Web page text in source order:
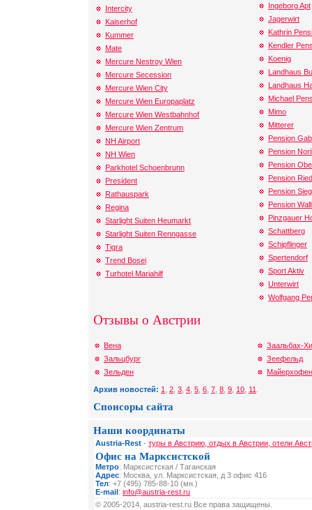
Intercity
Kaiserhof
Kummer
Mate
Mercure Nestroy Wien
Mercure Secession
Mercure Wien City
Mercure Wien Europaplatz
Mercure Wien Westbahnhof
Mercure Wien Zentrum
NH Airport
NH Wien
Parkhotel Schoenbrunn
President
Rathauspark
Regina
Starlight Suiten Heumarkt
Starlight Suiten Renngasse
Tigra
Trend Bosei
Turhotel Mariahilf
Ingeborg Apt
Jagerwirt
Kathrin
Kendler
Koenig
Landhaus
Landhaus
Michael
Mimo
Mitterer
Pension
Pension
Pension
Pension
Pension
Pension
Pinzgauer
Schattberg
Schipflinger
Spertendorf
Sport Aktiv
Unterwirt
Wolfgang
Отзывы о Австрии
Вена
Заальбах-
Зальцбург
Зеефельд
Зельден
Майерхофен
Архив новостей: 1 2 3 4 5 6 7 8 9 10 11
Спонсоры сайта
Наши координаты
Austria-Rest - туры в Австрию, отдых в Австрии, отели
Офис на Марксистской
Метро: Марксистская / Таганская
Адрес: Москва, ул. Марксистская, д 3 офис 416
Тел: +7 (495) 785-88-10 (мн.)
E-mail: info@austria-rest.ru
© 2005-2014, austria-rest.ru Все права защищены.